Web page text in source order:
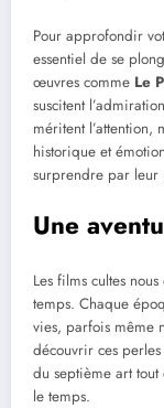
Pour approfondir
essentiel de se
œuvres comme Le
suscitent
méritent
historique et
surprendre par leur
Une
Les films cultes
temps. Chaque
vies, parfois même
découvrir ces
du septième art
le temps.